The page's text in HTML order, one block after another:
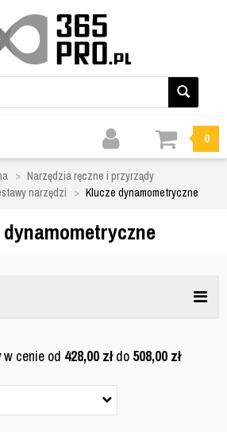
0
Narzędzia ręczne i przyrządy
narzędzi
Klucze dynamometryczne
cenie od 428,00 złdo 508,00 zł